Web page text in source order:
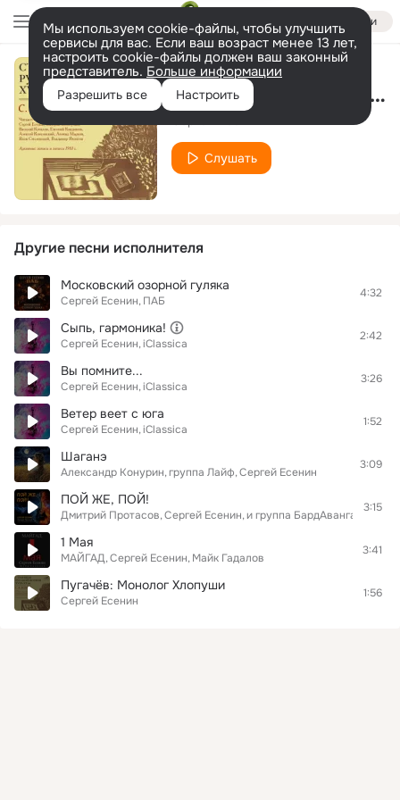
Войти
Мы используем cookie-файлы, чтобы улучшить
сервисы для вас. Если ваш возраст менее 13 лет,
настроить cookie-файлы должен ваш законный
представитель. Больше информации
Разрешить все Настроить Я покинул родимый дом
Слушать
Другие песни исполнителя
Московский озорной гуляка
Сергей Есенин ПАБ
4:32
Сыпь, гармоника!
Сергей Есенин iClassica
2:42
Вы помните...
Сергей Есенин iClassica
3:26
Ветер веет с юга
Сергей Есенин iClassica
1:52
Шаганэ
Александр Конурин группа Лайф Сергей Есенин
3:09
ПОЙ ЖЕ, ПОЙ!
Дмитрий Протасов Сергей Есенин и группа БардАвангардный
3:15
1 Мая
МАЙГАД Сергей Есенин Майк Гадалов
3:41
Пугачёв: Монолог Хлопуши
Сергей Есенин
1:56